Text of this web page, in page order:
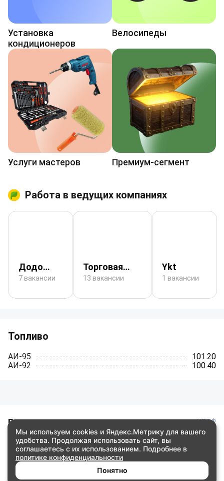
Мы используем cookies и Яндекс.Метрику для вашего
удобства. Продолжая использовать сайт, вы
соглашаетесь с их использованием. Подробнее в
политике конфиденциальности
Понятно
Установка
кондиционеров
Велосипеды
Услуги мастеров Премиум-сегмент
Работа в ведущих компаниях
Додо
Пицца
7 вакансии
Торговая
сеть
13 вакансии
Ykt
1 вакансии
Топливо
АИ-95
101.20
АИ-92
100.40
Валюта ЦБ РФ
USD
EUR
KZT
0.17